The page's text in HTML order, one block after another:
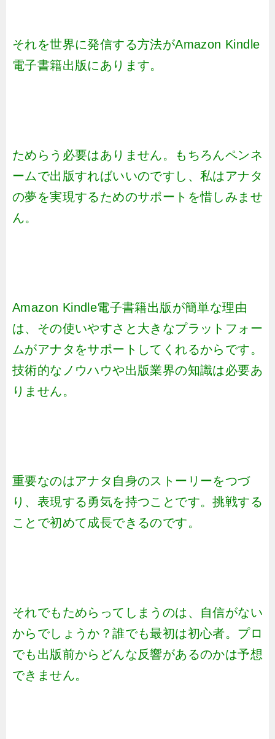
それを世界に発信する方法がAmazon Kindle
電子書籍出版にあります。
ためらう必要はありません。もちろんペンネ
ームで出版すればいいのですし、私はアナタ
の夢を実現するためのサポートを惜しみませ
ん。
Amazon Kindle電子書籍出版が簡単な理由
は、その使いやすさと大きなプラットフォー
ムがアナタをサポートしてくれるからです。
技術的なノウハウや出版業界の知識は必要あ
りません。
重要なのはアナタ自身のストーリーをつづ
り、表現する勇気を持つことです。挑戦する
ことで初めて成長できるのです。
それでもためらってしまうのは、自信がない
からでしょうか？誰でも最初は初心者。プロ
でも出版前からどんな反響があるのかは予想
できません。